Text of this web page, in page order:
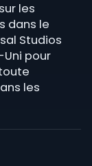
les
dans le
Studios
Uni pour
les